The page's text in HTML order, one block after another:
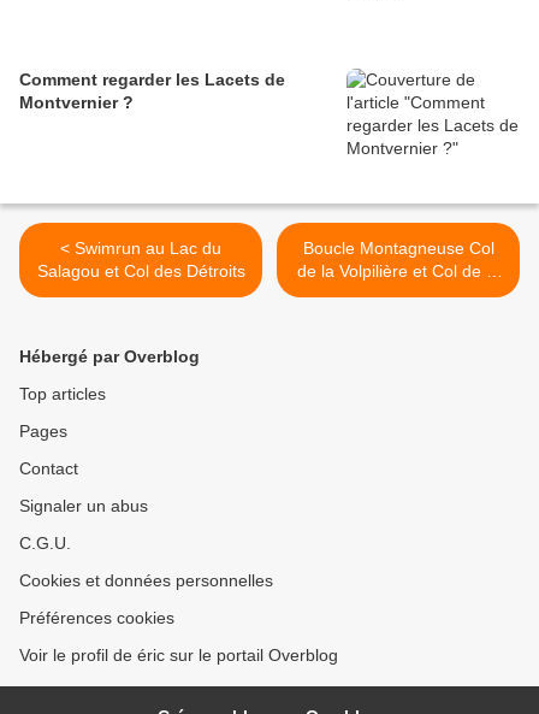
Comment regarder les Lacets de
Montvernier ?
< Swimrun au Lac du
Salagou et Col des Détroits
Boucle Montagneuse Col
de la Volpilière et Col de la
Pierre Plantée >
Hébergé par Overblog
Top articles
Pages
Contact
Signaler un abus
C.G.U.
Cookies et données personnelles
Préférences cookies
Voir le profil de éric sur le portail Overblog